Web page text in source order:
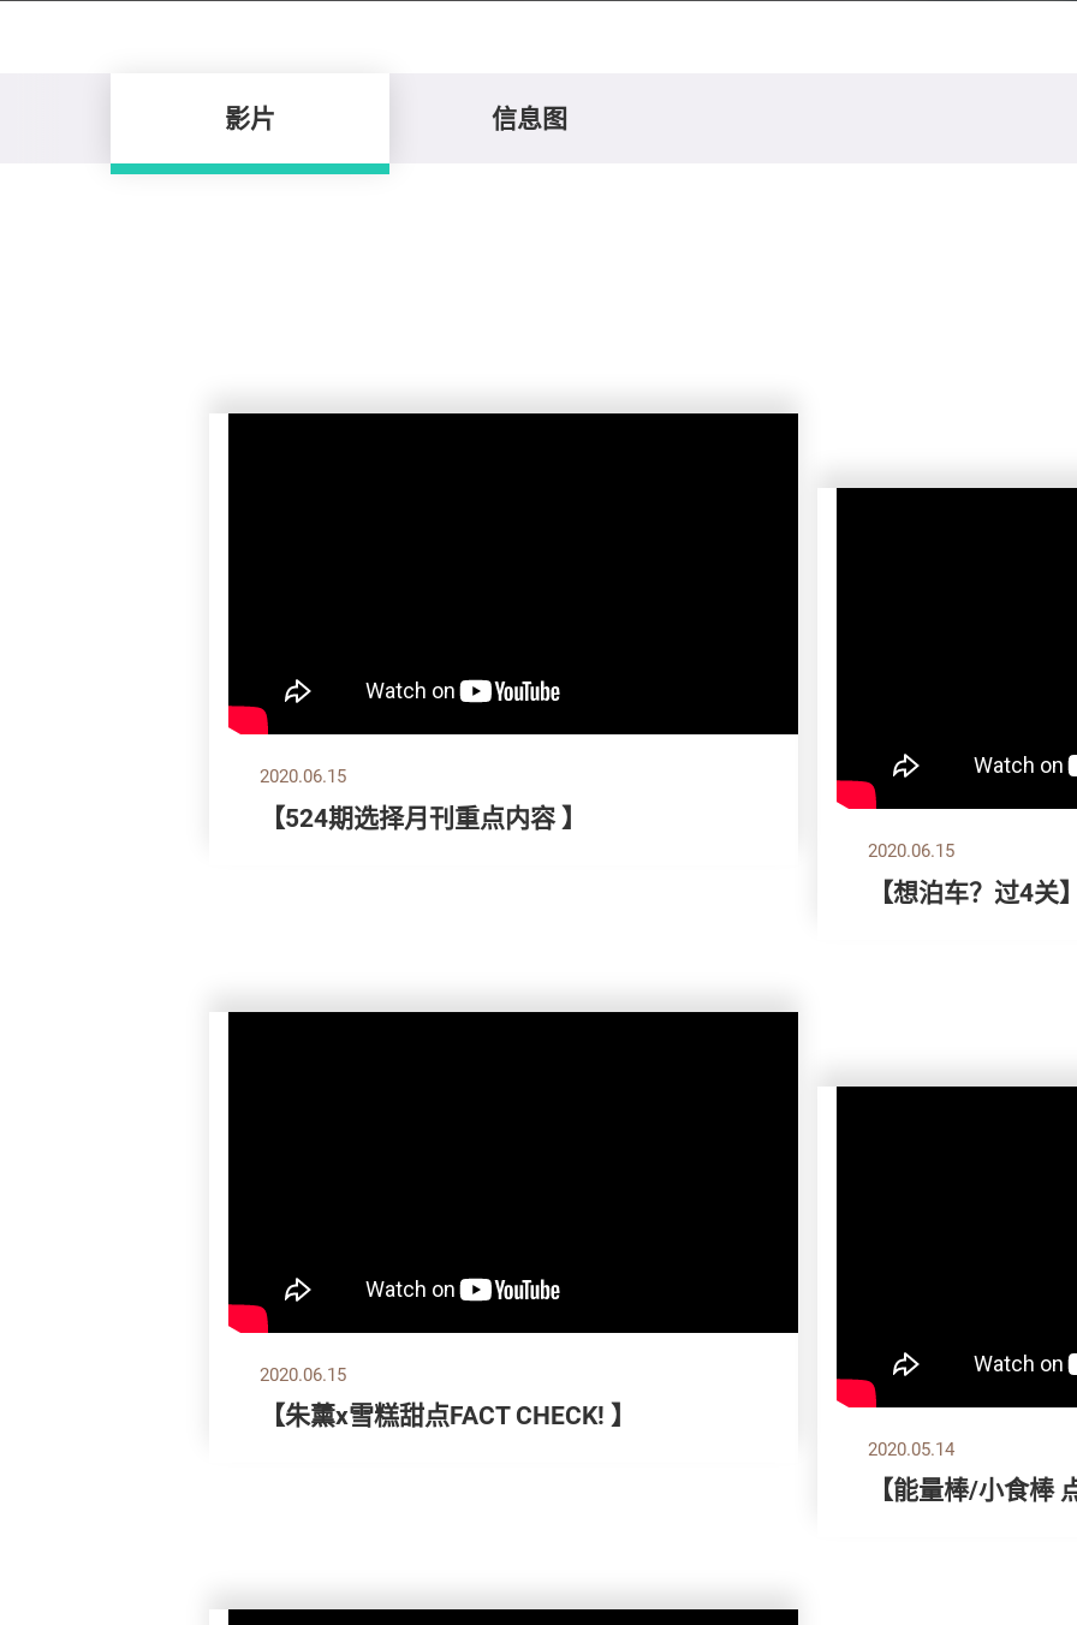
影片 信息图
2020.06.15
【524期选择月刊重点内容 】
2020.06.15
【想泊车？过4关
2020.06.15
【朱薰x雪糕甜点FACT CHECK! 】
2020.05.14
【能量棒/小食棒